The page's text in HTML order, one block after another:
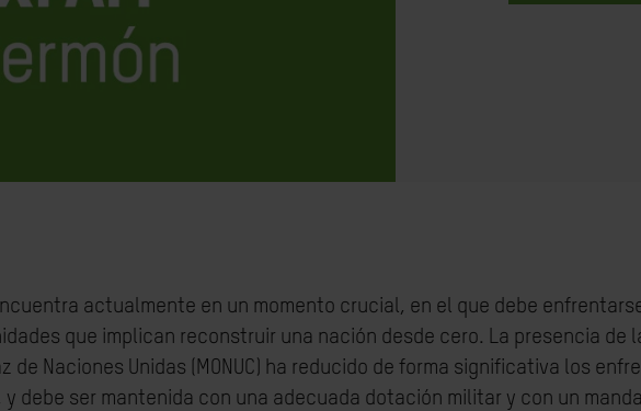
actualmente en un momento crucial, en el que debe
que implican reconstruir una nación desde cero. La presencia de
de Naciones Unidas (MONUC) ha reducido de forma significativa los
y debe ser mantenida con una adecuada dotación militar y con un